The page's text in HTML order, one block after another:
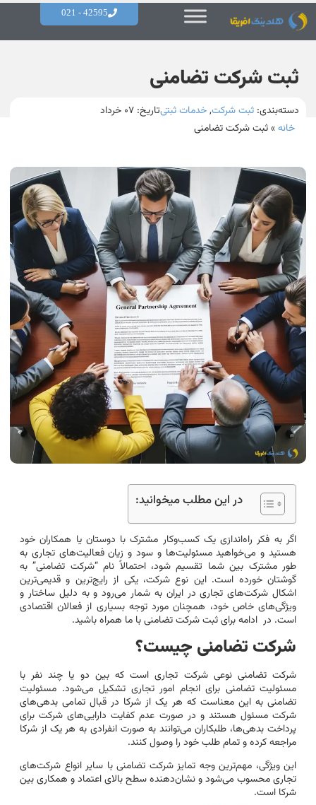
42595 - 021
ثبت شرکت تضامنی
دسته‌بندی: ثبت شرکت,خدمات ثبتیتاریخ:
خانه»ثبت شرکت تضامنی
در این مطلب میخوانید:
اگر به فکر راه‌اندازی یک کسب‌وکار مشترک با دوستان یا همکاران خود
هستید و می‌خواهید مسئولیت‌ها و سود و زیان فعالیت‌های تجاری به
طور مشترک بین شما تقسیم شود، احتمالاً نام “شرکت تضامنی” به
گوشتان خورده است. این نوع شرکت، یکی از رایج‌ترین و قدیمی‌ترین
اشکال شرکت‌های تجاری در ایران به شمار می‌رود و به دلیل ساختار و
ویژگی‌های خاص خود، همچنان مورد توجه بسیاری از فعالان اقتصادی
است. در ادامه برای ثبت شرکت تضامنی با ما همراه باشید.
شرکت تضامنی چیست؟
شرکت تضامنی نوعی شرکت تجاری است که بین دو یا چند نفر با
مسئولیت تضامنی برای انجام امور تجاری تشکیل می‌شود. مسئولیت
تضامنی به این معناست که هر یک از شرکا در قبال تمامی بدهی‌های
شرکت مسئول هستند و در صورت عدم کفایت دارایی‌های شرکت برای
پرداخت بدهی‌ها، طلبکاران می‌توانند به صورت انفرادی به هر یک از شرکا
مراجعه کرده و تمام طلب خود را وصول کنند.
این ویژگی، مهم‌ترین وجه تمایز شرکت تضامنی با سایر انواع شرکت‌های
تجاری محسوب می‌شود و نشان‌دهنده سطح بالای اعتماد و همکاری بین
شرکا است.